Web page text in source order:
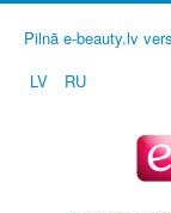
Pilnā e-beauty.lv
LV
RU